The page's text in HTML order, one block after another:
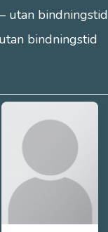
utan bindningstid
bindningstid